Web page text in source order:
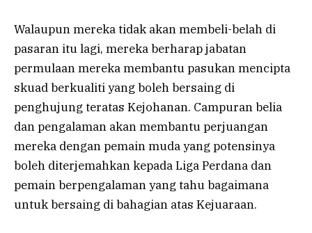
Walaupun mereka tidak akan membeli-belah di
pasaran itu lagi, mereka berharap jabatan
permulaan mereka membantu pasukan mencipta
skuad berkualiti yang boleh bersaing di
penghujung teratas Kejohanan. Campuran belia
dan pengalaman akan membantu perjuangan
mereka dengan pemain muda yang potensinya
boleh diterjemahkan kepada Liga Perdana dan
pemain berpengalaman yang tahu bagaimana
untuk bersaing di bahagian atas Kejuaraan.